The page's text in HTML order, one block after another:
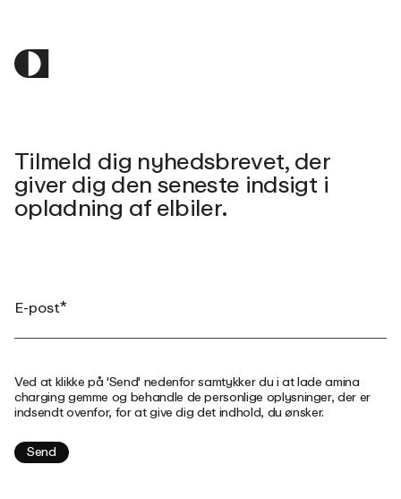
Tilmeld dig nyhedsbrevet, der
giver dig den seneste indsigt i
opladning af elbiler.
Ved at klikke på 'Send' nedenfor samtykker du i at lade amina
charging gemme og behandle de personlige oplysninger, der er
indsendt ovenfor, for at give dig det indhold, du ønsker.